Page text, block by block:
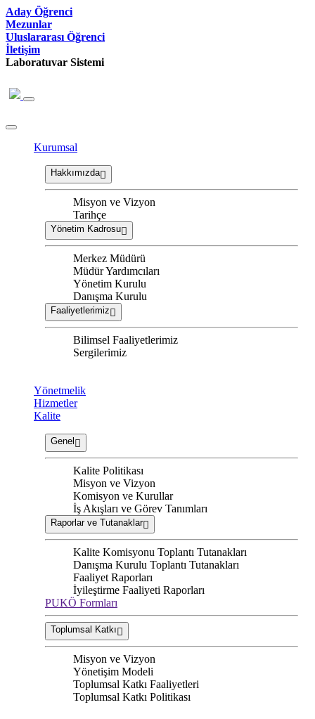
Aday Öğrenci
Mezunlar
Uluslararası Öğrenci
İletişim
Laboratuvar Sistemi
Kurumsal
Hakkımızda
Misyon ve Vizyon
Tarihçe
Yönetim Kadrosu
Merkez Müdürü
Müdür Yardımcıları
Yönetim Kurulu
Danışma Kurulu
Faaliyetlerimiz
Bilimsel Faaliyetlerimiz
Sergilerimiz
Yönetmelik
Hizmetler
Kalite
Genel
Kalite Politikası
Misyon ve Vizyon
Komisyon ve Kurullar
İş Akışları ve Görev Tanımları
Raporlar ve Tutanaklar
Kalite Komisyonu Toplantı Tutanakları
Danışma Kurulu Toplantı Tutanakları
Faaliyet Raporları
İyileştirme Faaliyeti Raporları
PUKÖ Formları
Toplumsal Katkı
Misyon ve Vizyon
Yönetişim Modeli
Toplumsal Katkı Faaliyetleri
Toplumsal Katkı Politikası